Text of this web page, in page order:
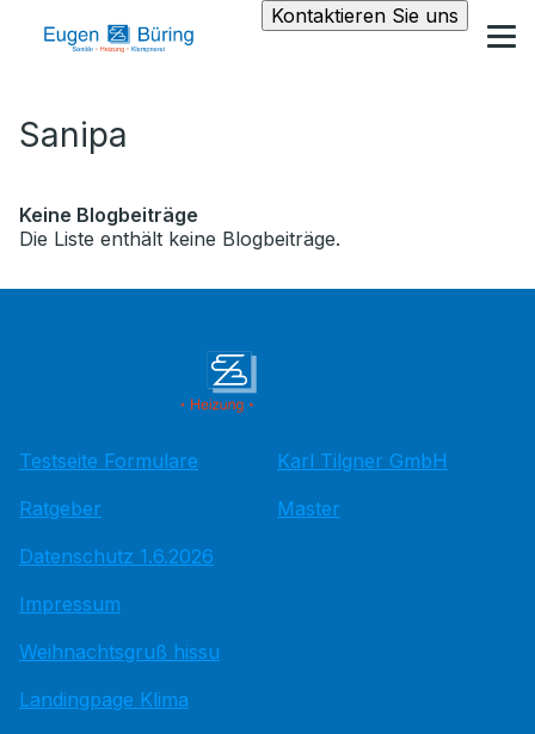
Kontaktieren Sie uns
Sanipa
Keine Blogbeiträge
Die Liste enthält keine Blogbeiträge.
Testseite Formulare
Ratgeber
Datenschutz 1.6.2026
Impressum
Weihnachtsgruß hissu
Landingpage Klima
Karl Tilgner GmbH
Master